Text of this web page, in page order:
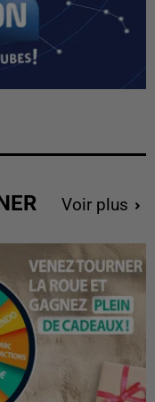
Voir plus